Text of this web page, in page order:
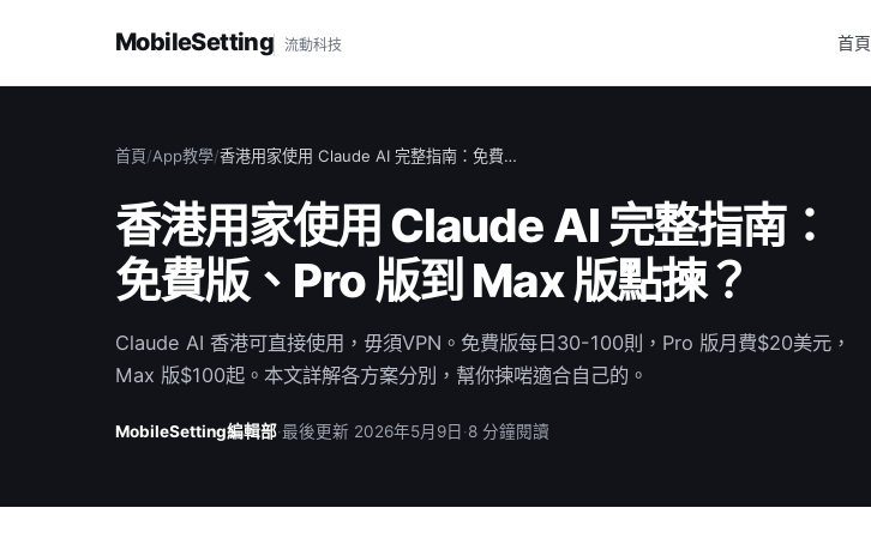
MobileSetting 流動科技 首頁
首頁/App教學/香港用家使用 Claude AI 完整指南：免費…
香港用家使用 Claude AI 完整指南：
免費版、Pro 版到 Max 版點揀？
Claude AI 香港可直接使用，毋須VPN。免費版每日30-100則，Pro 版月費$20美元，
Max 版$100起。本文詳解各方案分別，幫你揀啱適合自己的。
MobileSetting編輯部·最後更新 2026年5月9日 ·8 分鐘閱讀